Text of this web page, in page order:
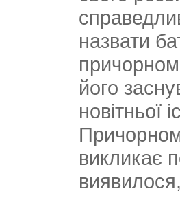
назвати
його
новітньої
викликає